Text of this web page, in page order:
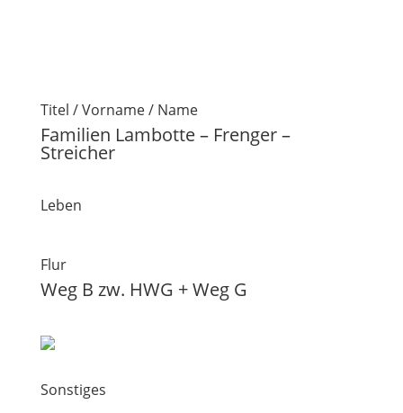
Titel / Vorname / Name
Familien Lambotte – Frenger –
Streicher
Leben
Flur
Weg B zw. HWG + Weg G
Sonstiges